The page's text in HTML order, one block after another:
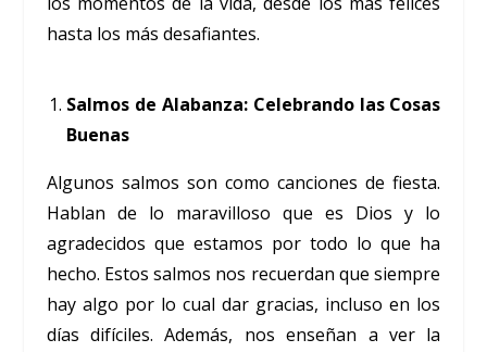
hasta los más desafiantes.
Salmos de Alabanza: Celebrando las Cosas
Buenas
Algunos salmos son como canciones de fiesta.
Hablan de lo maravilloso que es Dios y lo
agradecidos que estamos por todo lo que ha
hecho. Estos salmos nos recuerdan que siempre
hay algo por lo cual dar gracias, incluso en los
días difíciles. Además, nos enseñan a ver la